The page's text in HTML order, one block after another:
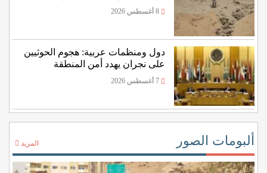
اليمن8 أغسطس 2026
دول ومنظمات عربية: هجوم الحوثيين
على نجران يهدد أمن المنطقة
7 أغسطس 2026
ألبومات الصور المزيد